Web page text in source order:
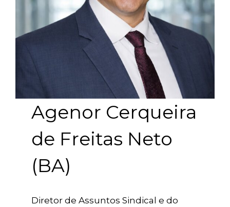
Agenor Cerqueira
de Freitas Neto
(BA)
Diretor de Assuntos Sindical e do